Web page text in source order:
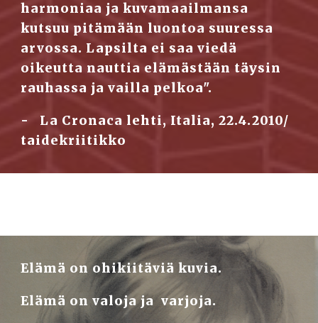
harmoniaa ja kuvamaailmansa
kutsuu pitämään luontoa suuressa
arvossa. Lapsilta ei saa viedä
oikeutta nauttia elämästään täysin
rauhassa ja vailla pelkoa".
-   La Cronaca lehti, Italia, 22.4.2010/
Elämä on ohikiitäviä kuvia.
Elämä on valoja ja  varjoja.